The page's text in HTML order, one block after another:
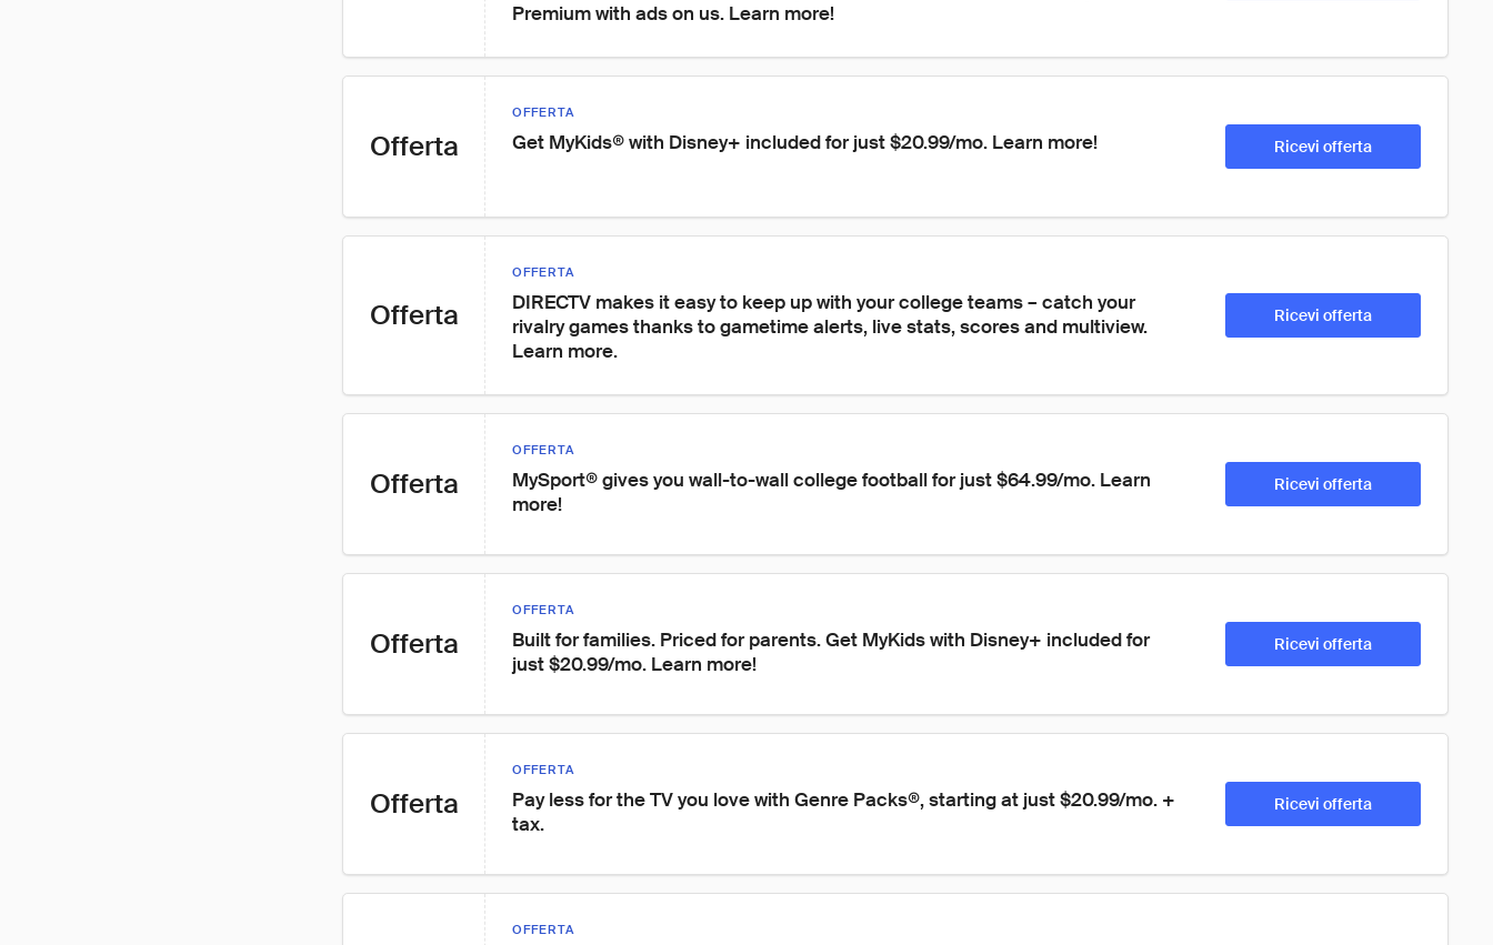
Premium with ads on us. Learn more!
Offerta
OFFERTA
Get MyKids® with Disney+ included for just $20.99/mo. Learn more! Ricevi offerta
Offerta
OFFERTA
DIRECTV makes it easy to keep up with your college teams – catch your
rivalry games thanks to gametime alerts, live stats, scores and multiview.
Learn more.
Ricevi offerta
Offerta
OFFERTA
MySport® gives you wall-to-wall college football for just $64.99/mo. Learn
more!
Ricevi offerta
Offerta
OFFERTA
Built for families. Priced for parents. Get MyKids with Disney+ included for
just $20.99/mo. Learn more!
Ricevi offerta
Offerta
OFFERTA
Pay less for the TV you love with Genre Packs®, starting at just $20.99/mo. +
tax.
Ricevi offerta
OFFERTA